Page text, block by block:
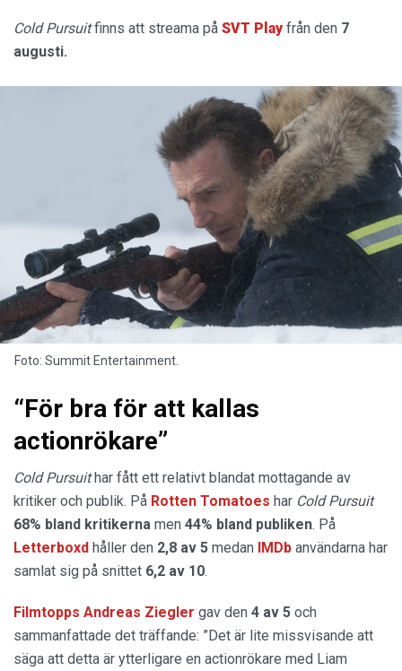
Cold Pursuitfinns att streama på SVT Playfrån den 7
augusti.
Foto: Summit Entertainment.
“För bra för att kallas
actionrökare”
Cold Pursuithar fått ett relativt blandat mottagande av
kritiker och publik. På Rotten Tomatoes har Cold Pursuit
68% bland kritikerna men 44% bland publiken. På
Letterboxd håller den 2,8 av 5 medan IMDb användarna har
samlat sig på snittet 6,2 av 10.
Filmtopps Andreas Ziegler gav den 4 av 5 och
sammanfattade det träffande: ”Det är lite missvisande att
säga att detta är ytterligare en actionrökare med Liam